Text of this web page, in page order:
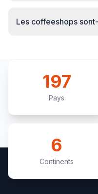
Les coffeeshops
197
Pays
6
Continents